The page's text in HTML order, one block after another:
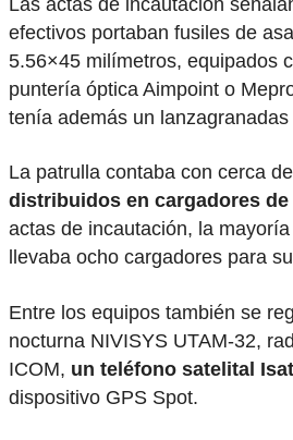
efectivos portaban fusiles de
5.56×45 milímetros, equipados
puntería óptica Aimpoint o
tenía además un
La patrulla contaba con cerca de
distribuidos en cargadores de
actas de incautación, la
llevaba ocho cargadores para
Entre los equipos también se
nocturna NIVISYS UTAM-32,
ICOM, un teléfono satelital
dispositivo GPS Spot.